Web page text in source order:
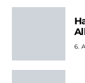
6.